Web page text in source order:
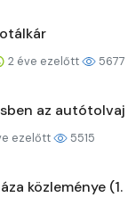
2 éve ezelőtt 5677
az autótolvaj
ezelőtt 5515
közleménye (1.